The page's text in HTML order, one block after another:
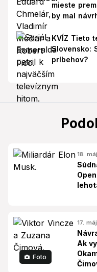
mieste
by mal
KVÍZ Tieto
Slovensko:
príbehov?
18.
Foto
17.
Ak